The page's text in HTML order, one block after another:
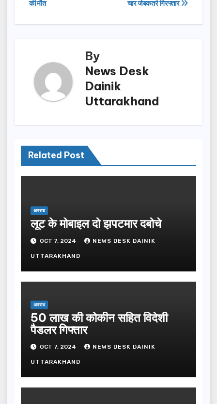
navigation
चार जेबकतरे गिरफ्तार
की मौत
By
News Desk
Dainik
Uttarakhand
Related Post
अपराध
लूट के मोबाइल दो झपटमार दबोचे
OCT 7, 2024 NEWS DESK DAINIK
UTTARAKHAND
अपराध
50 लाख की कोकीन सहित विदेशी
पैडलर गिफ्तार
OCT 7, 2024 NEWS DESK DAINIK
UTTARAKHAND